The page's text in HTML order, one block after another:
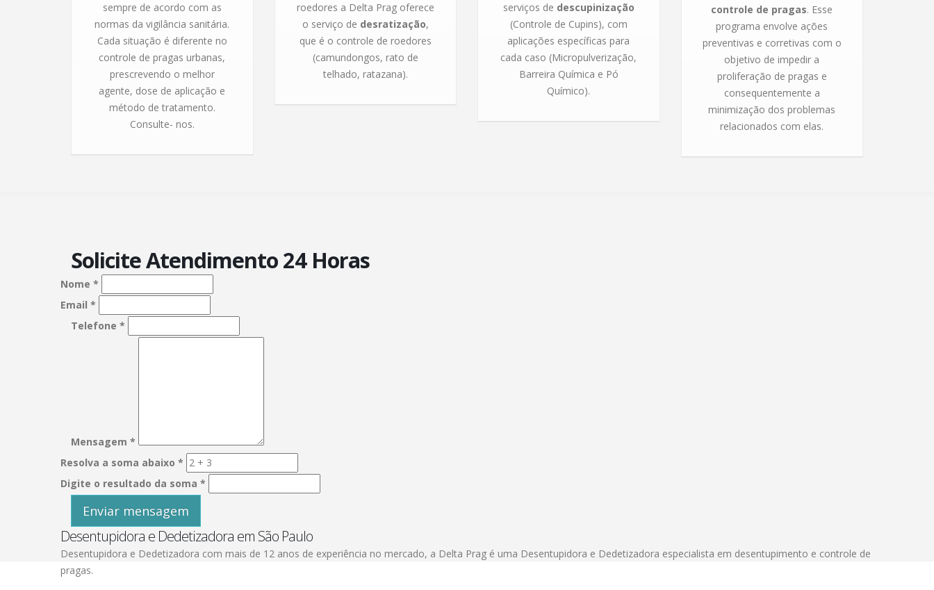
sempre de acordo com as
normas da vigilância sanitária.
Cada situação é diferente no
controle de pragas urbanas,
prescrevendo o melhor
agente, dose de aplicação e
método de tratamento.
Consulte- nos.
roedores a Delta Prag oferece
o serviço de desratização,
que é o controle de roedores
(camundongos, rato de
telhado, ratazana).
serviços de descupinização
(Controle de Cupins), com
aplicações específicas para
cada caso (Micropulverização,
Barreira Química e Pó
Químico).
controle de pragas. Esse
programa envolve ações
preventivas e corretivas com o
objetivo de impedir a
proliferação de pragas e
consequentemente a
minimização dos problemas
relacionados com elas.
Solicite Atendimento 24 Horas
Nome *
Email *
Telefone *
Mensagem *
Resolva a soma abaixo *
Digite o resultado da soma *
Desentupidora e Dedetizadora em São Paulo
Desentupidora e Dedetizadora com mais de 12 anos de experiência no mercado, a Delta Prag é uma Desentupidora e Dedetizadora especialista em desentupimento e controle de
pragas.